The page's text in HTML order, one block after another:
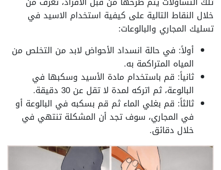
خلال النقاط التالية على كيفية استخدام الاسيد في
تسليك المجاري والبالوعات:
أولاً: في حالة انسداد الأحواض لابد من التخلص من
المياه المتراكمة به.
ثانياً: قم باستخدام مادة الأسيد وسكبها في
البالوعة، ثم اتركه لمدة لا تقل عن 30 دقيقة.
ثالثاً: قم بغلي الماء ثم قم بسكبه في البالوعة أو
في المجاري، سوف تجد أن المشكلة تنتهي في
خلال دقائق.